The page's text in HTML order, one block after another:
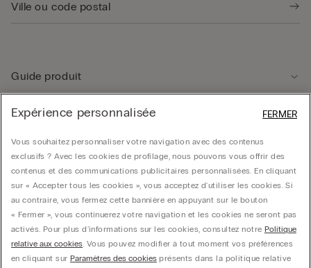
Guide produit
Service client
Données légales
Société
Expérience personnalisée
Vous souhaitez personnaliser votre navigation avec des contenus
exclusifs ? Avec les cookies de profilage, nous pouvons vous offrir des
contenus et des communications publicitaires personnalisées. En cliquant
sur « Accepter tous les cookies », vous acceptez d'utiliser les cookies. Si
au contraire, vous fermez cette bannière en appuyant sur le bouton
« Fermer », vous continuerez votre navigation et les cookies ne seront pas
activés. Pour plus d'informations sur les cookies, consultez notre Politique
relative aux cookies. Vous pouvez modifier à tout moment vos préférences
en cliquant sur Paramètres des cookiesprésents dans la politique relative
FERMER